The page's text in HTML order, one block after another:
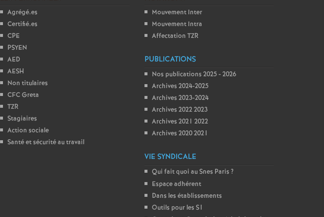
Agrégé.es
Certifié.es
CPE
PSYEN
AED
AESH
Non titulaires
CFC Greta
TZR
Stagiaires
Action sociale
Santé et sécurité au travail
Mouvement Inter
Mouvement Intra
Affectation TZR
PUBLICATIONS
Nos publications 2025 - 2026
Archives 2024-2025
Archives 2023-2024
Archives 2022 2023
Archives 2021 2022
Archives 2020 2021
VIE SYNDICALE
Qui fait quoi au Snes Paris ?
Espace adhérent
Dans les établissements
Outils pour les S1